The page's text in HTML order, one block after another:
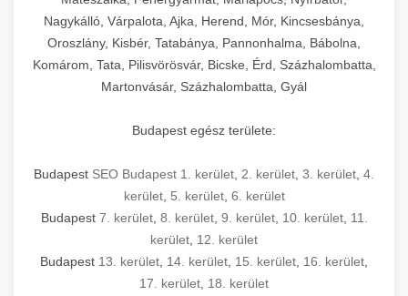
Nagykálló, Várpalota, Ajka, Herend, Mór, Kincsesbánya,
Oroszlány, Kisbér, Tatabánya, Pannonhalma, Bábolna,
Komárom, Tata, Pilisvörösvár, Bicske, Érd, Százhalombatta,
Martonvásár, Százhalombatta, Gyál
Budapest egész területe:
Budapest SEO Budapest 1. kerület 2. kerület 3. kerület 4.
kerület, 5. kerület, 6. kerület
Budapest 7. kerület, 8. kerület, 9. kerület, 10. kerület, 11.
kerület 12. kerület
Budapest 13. kerület 14. kerület 15. kerület 16. kerület
17. kerület 18. kerület